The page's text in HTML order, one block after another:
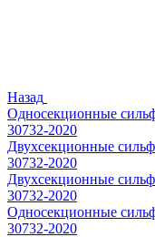
Назад
Односекционные
30732-2020
Двухсекционные
30732-2020
Двухсекционные
30732-2020
Односекционные
30732-2020